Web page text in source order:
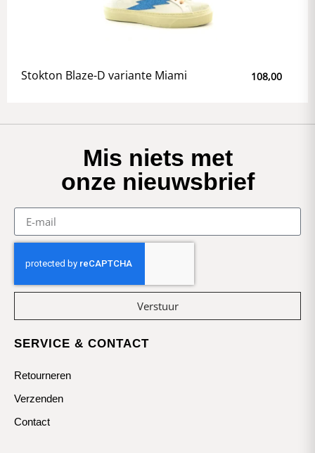
Stokton Blaze-D variante Miami 108,00
Mis niets met
onze nieuwsbrief
Verstuur
SERVICE & CONTACT
Retourneren
Verzenden
Contact